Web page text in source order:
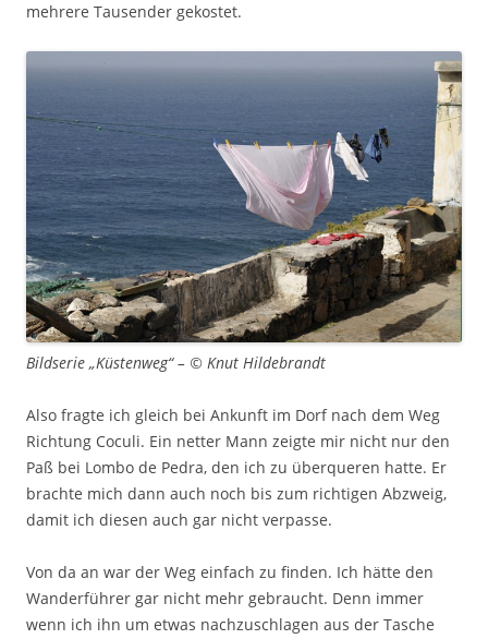
mehrere Tausender gekostet.
Bildserie „Küstenweg“ – © Knut Hildebrandt
Also fragte ich gleich bei Ankunft im Dorf nach dem Weg
Richtung Coculi. Ein netter Mann zeigte mir nicht nur den
Paß bei Lombo de Pedra, den ich zu überqueren hatte. Er
brachte mich dann auch noch bis zum richtigen Abzweig,
damit ich diesen auch gar nicht verpasse.
Von da an war der Weg einfach zu finden. Ich hätte den
Wanderführer gar nicht mehr gebraucht. Denn immer
wenn ich ihn um etwas nachzuschlagen aus der Tasche